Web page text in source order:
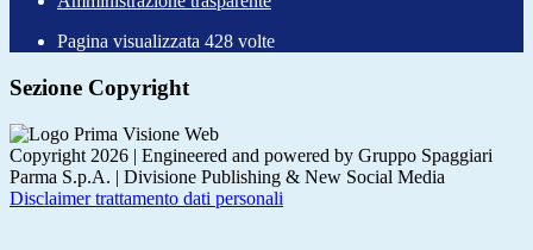
Pagina visualizzata 428 volte
Sezione Copyright
Copyright 2026 | Engineered and powered by Gruppo Spaggiari
Parma S.p.A. | Divisione Publishing & New Social Media
Disclaimer trattamento dati personali